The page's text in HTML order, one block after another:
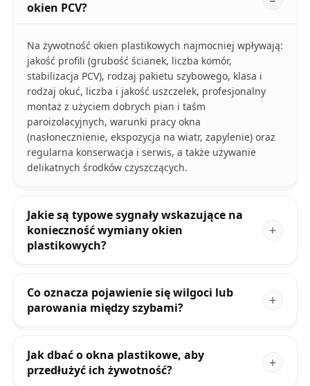
okien PCV?
Na żywotność okien plastikowych najmocniej wpływają:
jakość profili (grubość ścianek, liczba komór,
stabilizacja PCV), rodzaj pakietu szybowego, klasa i
rodzaj okuć, liczba i jakość uszczelek, profesjonalny
montaż z użyciem dobrych pian i taśm
paroizolacyjnych, warunki pracy okna
(nasłonecznienie, ekspozycja na wiatr, zapylenie) oraz
regularna konserwacja i serwis, a także używanie
delikatnych środków czyszczących.
Jakie są typowe sygnały wskazujące na
konieczność wymiany okien
plastikowych?
Co oznacza pojawienie się wilgoci lub
parowania między szybami?
Jak dbać o okna plastikowe, aby
przedłużyć ich żywotność?